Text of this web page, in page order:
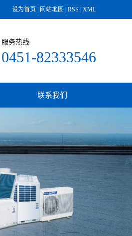
设为首页 网站地图 RSS XML
服务热线
0451-82333546
联系我们